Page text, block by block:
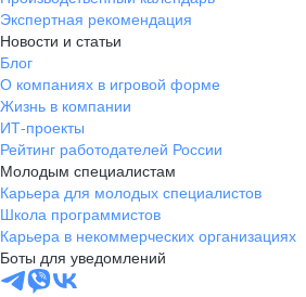
Экспертная рекомендация
Новости и статьи
Блог
О компаниях в игровой форме
Жизнь в компании
ИТ-проекты
Рейтинг работодателей России
Молодым специалистам
Карьера для молодых специалистов
Школа программистов
Карьера в некоммерческих организациях
Боты для уведомлений